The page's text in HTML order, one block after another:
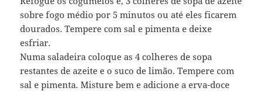
sobre fogo médio por 5 minutos ou até eles ficarem
dourados. Tempere com sal e pimenta e deixe
esfriar.
Numa saladeira coloque as 4 colheres de sopa
restantes de azeite e o suco de limão. Tempere com
sal e pimenta. Misture bem e adicione a erva-doce